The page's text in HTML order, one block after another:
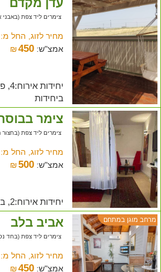
עדן מקדם
צימרים ליד צפת (באבני
מחיר לזוג, החל מ:
אמצ"ש:
₪450
ביחידות
צימר
צימרים ליד צפת (בחצור
מחיר לזוג, החל מ:
אמצ"ש:
₪500
יחידות אירוח:2, בריכה, פינת ברביקיו
מרחב מוגן במתחם אביב בלב
צימרים ליד צפת (בחד נס
מחיר לזוג, החל מ:
אמצ"ש:
₪450